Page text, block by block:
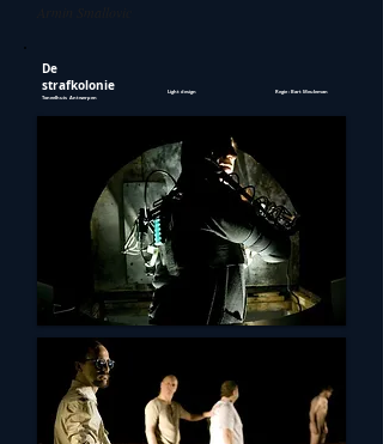
De
strafkolonie
Toneelhuis Antwerpen
Light design Regie : Bart Meuleman